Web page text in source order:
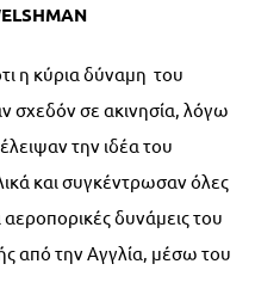
η κύρια δύναμη του
σχεδόν σε ακινησία, λόγω
την ιδέα του
και συγκέντρωσαν όλες
αεροπορικές δυνάμεις του
από την Αγγλία, μέσω του